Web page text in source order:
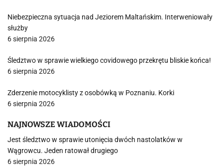
Niebezpieczna sytuacja nad Jeziorem Maltańskim. Interweniowały
służby
6 sierpnia 2026
Śledztwo w sprawie wielkiego covidowego przekrętu bliskie końca!
6 sierpnia 2026
Zderzenie motocyklisty z osobówką w Poznaniu. Korki
6 sierpnia 2026
NAJNOWSZE WIADOMOŚCI
Jest śledztwo w sprawie utonięcia dwóch nastolatków w
Wągrowcu. Jeden ratował drugiego
6 sierpnia 2026